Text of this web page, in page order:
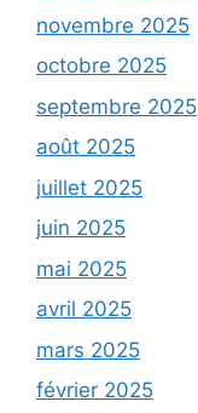
novembre 2025
octobre 2025
septembre 2025
août 2025
juillet 2025
juin 2025
mai 2025
avril 2025
mars 2025
février 2025